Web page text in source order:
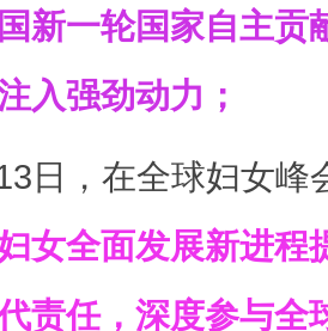
新一轮国家自主贡
入强劲动力；
，在全球妇女峰
女全面发展新进程
责任，深度参与全